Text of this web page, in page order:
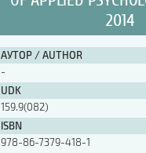
2014
АУТОР / AUTHOR
-
UDK
159.9(082)
ISBN
978-86-7379-418-1